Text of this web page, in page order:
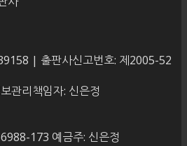
| 출판사신고번호: 제2005-52
관리책임자: 신은정
173 예금주: 신은정